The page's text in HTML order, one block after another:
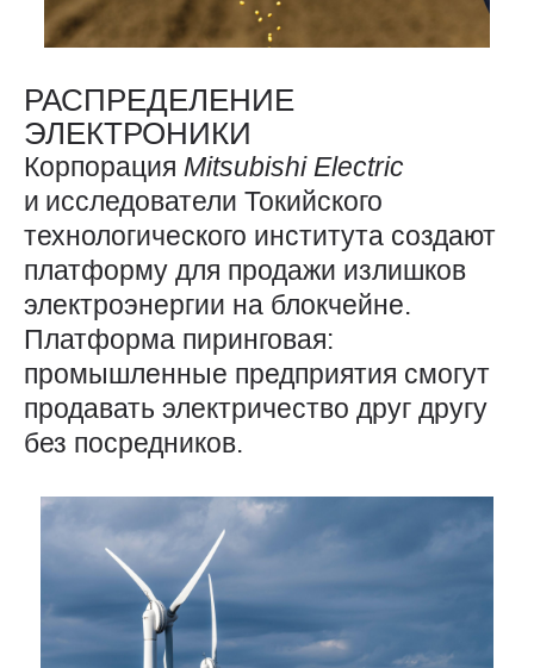
РАСПРЕДЕЛЕНИЕ
ЭЛЕКТРОНИКИ
Корпорация Mitsubishi Electric
и исследователи Токийского
технологического института создают
платформу для продажи излишков
электроэнергии на блокчейне.
Платформа пиринговая:
промышленные предприятия смогут
продавать электричество друг другу
без посредников.